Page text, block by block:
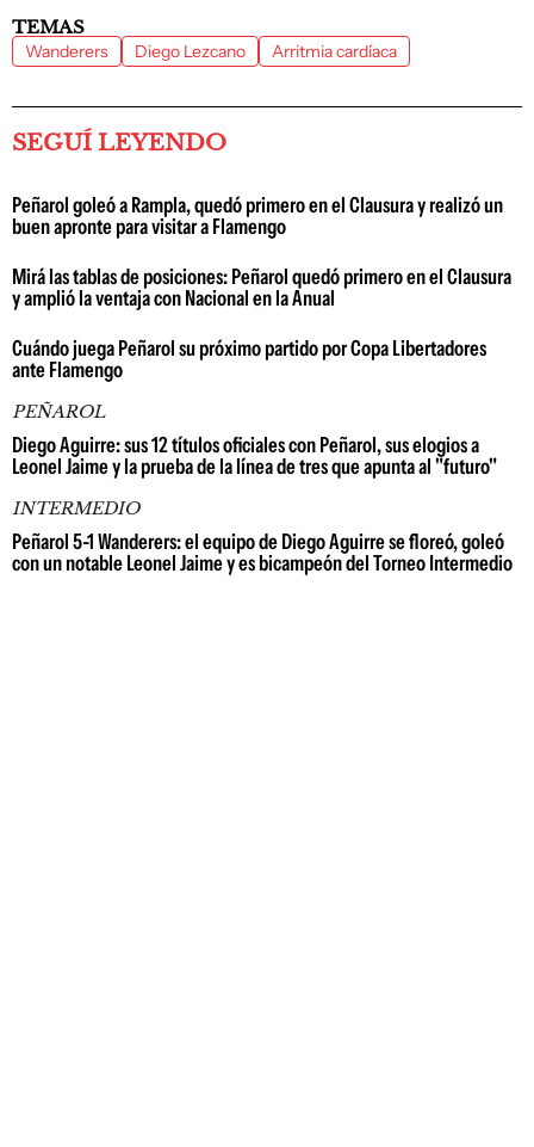
TEMAS
Wanderers Diego Lezcano Arritmia cardíaca
SEGUÍ LEYENDO
Peñarol goleó a Rampla, quedó primero en el Clausura y realizó un
buen apronte para visitar a Flamengo
Mirá las tablas de posiciones: Peñarol quedó primero en el Clausura
y amplió la ventaja con Nacional en la Anual
Cuándo juega Peñarol su próximo partido por Copa Libertadores
ante Flamengo
PEÑAROL
Diego Aguirre: sus 12 títulos oficiales con Peñarol, sus elogios a
Leonel Jaime y la prueba de la línea de tres que apunta al "futuro"
INTERMEDIO
Peñarol 5-1 Wanderers: el equipo de Diego Aguirre se floreó, goleó
con un notable Leonel Jaime y es bicampeón del Torneo Intermedio